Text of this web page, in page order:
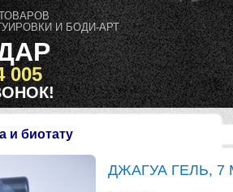
И БОДИ-АРТ
005
и биотату
ДЖАГУА ГЕЛЬ, 7